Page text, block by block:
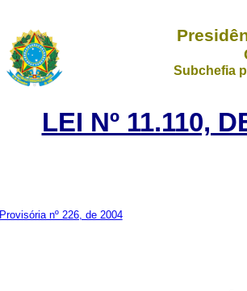
Subchefia
LEI Nº 11.110,
nº 226, de 2004